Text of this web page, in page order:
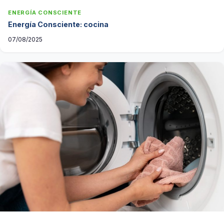
ENERGÍA CONSCIENTE
Energía Consciente: cocina
07/08/2025